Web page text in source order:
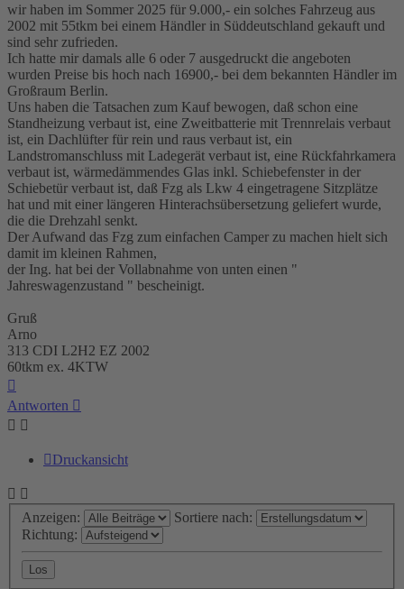
wir haben im Sommer 2025 für 9.000,- ein solches Fahrzeug aus
2002 mit 55tkm bei einem Händler in Süddeutschland gekauft und
sind sehr zufrieden.
Ich hatte mir damals alle 6 oder 7 ausgedruckt die angeboten
wurden Preise bis hoch nach 16900,- bei dem bekannten Händler im
Großraum Berlin.
Uns haben die Tatsachen zum Kauf bewogen, daß schon eine
Standheizung verbaut ist, eine Zweitbatterie mit Trennrelais verbaut
ist, ein Dachlüfter für rein und raus verbaut ist, ein
Landstromanschluss mit Ladegerät verbaut ist, eine Rückfahrkamera
verbaut ist, wärmedämmendes Glas inkl. Schiebefenster in der
Schiebetür verbaut ist, daß Fzg als Lkw 4 eingetragene Sitzplätze
hat und mit einer längeren Hinterachsübersetzung geliefert wurde,
die die Drehzahl senkt.
Der Aufwand das Fzg zum einfachen Camper zu machen hielt sich
damit im kleinen Rahmen,
der Ing. hat bei der Vollabnahme von unten einen "
Jahreswagenzustand " bescheinigt.
Gruß
Arno
313 CDI L2H2 EZ 2002
60tkm ex. 4KTW
Antworten
Druckansicht
Anzeigen:
Sortiere nach:
Richtung: